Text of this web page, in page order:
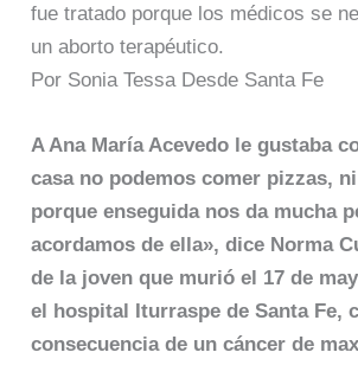
fue tratado porque los médicos se
un aborto terapéutico.
Por Sonia Tessa Desde Santa Fe
A Ana María Acevedo le gustaba
casa no podemos comer pizzas,
porque enseguida nos da mucha
acordamos de ella», dice Norma
de la joven que murió el 17 de
el hospital Iturraspe de Santa Fe,
consecuencia de un cáncer de